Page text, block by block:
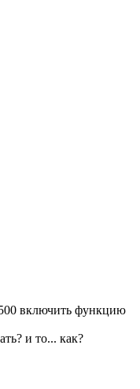
включить функцию
и то... как?